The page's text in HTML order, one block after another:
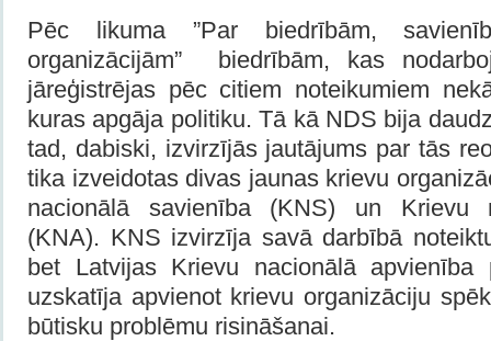
Pēc likuma ”Par biedrībām,
organizācijām” biedrībām, kas
jāreģistrējas pēc citiem noteikumiem
kuras apgāja politiku. Tā kā NDS bija
tad, dabiski, izvirzījās jautājums par tās
tika izveidotas divas jaunas krievu
nacionālā savienība (KNS) un Krievu
(KNA). KNS izvirzīja savā darbībā
bet Latvijas Krievu nacionālā apvienība
uzskatīja apvienot krievu organizāciju
būtisku problēmu risināšanai.